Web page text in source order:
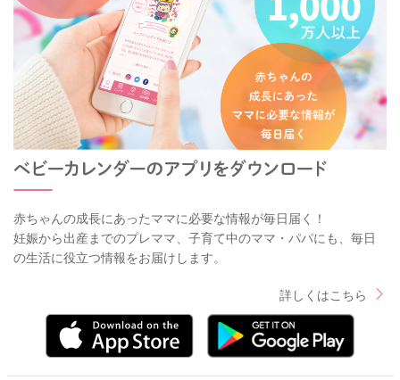
赤ちゃんの成長にあったママに必要な情報が毎日届く！
妊娠から出産までのプレママ、子育て中のママ・パパにも、毎日
の生活に役立つ情報をお届けします。
詳しくはこちら